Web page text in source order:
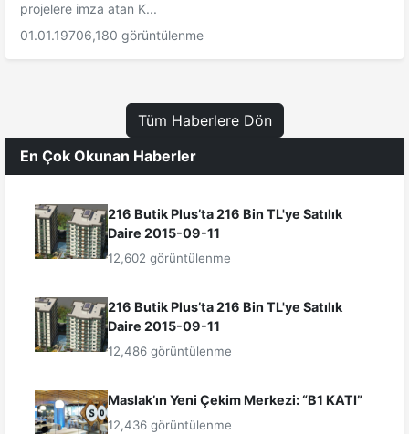
projelere imza atan K...
01.01.19706,180 görüntülenme
Tüm Haberlere Dön
En Çok Okunan Haberler
216 Butik Plus’ta 216 Bin TL'ye Satılık
Daire 2015-09-11
12,602 görüntülenme
216 Butik Plus’ta 216 Bin TL'ye Satılık
Daire 2015-09-11
12,486 görüntülenme
Maslak’ın Yeni Çekim Merkezi: “B1 KATI”
12,436 görüntülenme